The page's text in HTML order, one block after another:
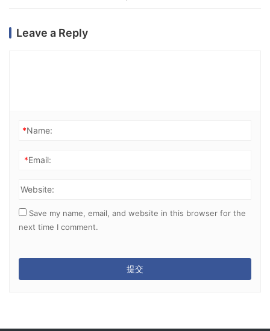
Leave a Reply
*Name:
*Email:
Website:
Save my name, email, and website in this browser for the
next time I comment.